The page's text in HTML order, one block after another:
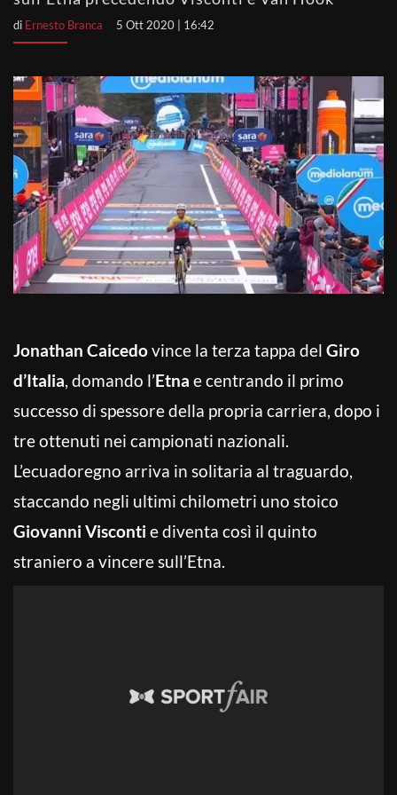
di Ernesto Branca 5 Ott 2020 | 16:42
Jonathan Caicedovince la terza tappa del Giro
d’Italia, domando l’Etna e centrando il primo
successo di spessore della propria carriera, dopo i
tre ottenuti nei campionati nazionali.
L’ecuadoregno arriva in solitaria al traguardo,
staccando negli ultimi chilometri uno stoico
Giovanni Visconti e diventa così il quinto
straniero a vincere sull’Etna.